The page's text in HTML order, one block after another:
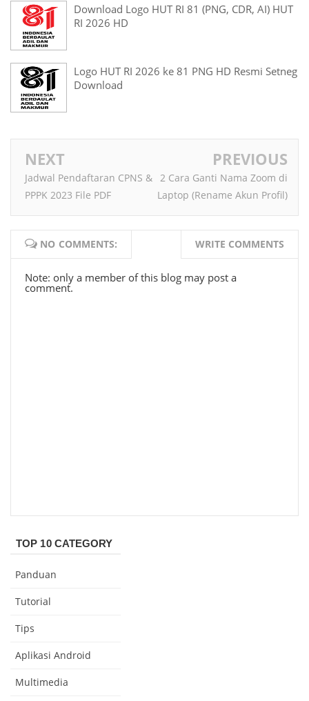
Download Logo HUT RI 81 (PNG, CDR, AI) HUT
RI 2026 HD
Logo HUT RI 2026 ke 81 PNG HD Resmi Setneg
Download
NEXT
Jadwal Pendaftaran CPNS &
PPPK 2023 File PDF
PREVIOUS
2 Cara Ganti Nama Zoom di
Laptop (Rename Akun Profil)
NO COMMENTS: WRITE COMMENTS
Note: only a member of this blog may post a
comment.
TOP 10 CATEGORY
Panduan
Tutorial
Tips
Aplikasi Android
Multimedia